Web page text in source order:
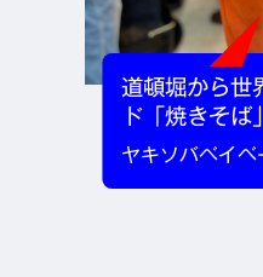
道頓堀から世
ド「焼きそ
ヤキソバベイベ